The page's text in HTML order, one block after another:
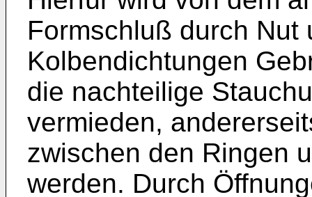
Formschluß durch Nut
Kolbendichtungen
die nachteilige
vermieden,
zwischen den Ringen
werden. Durch